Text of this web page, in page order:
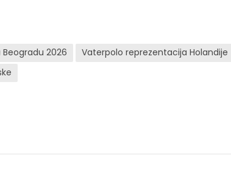
2026
Vaterpolo reprezentacija Holandije